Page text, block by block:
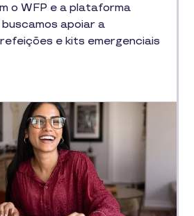
o WFP e a plataforma
apoiar a
e kits emergenciais